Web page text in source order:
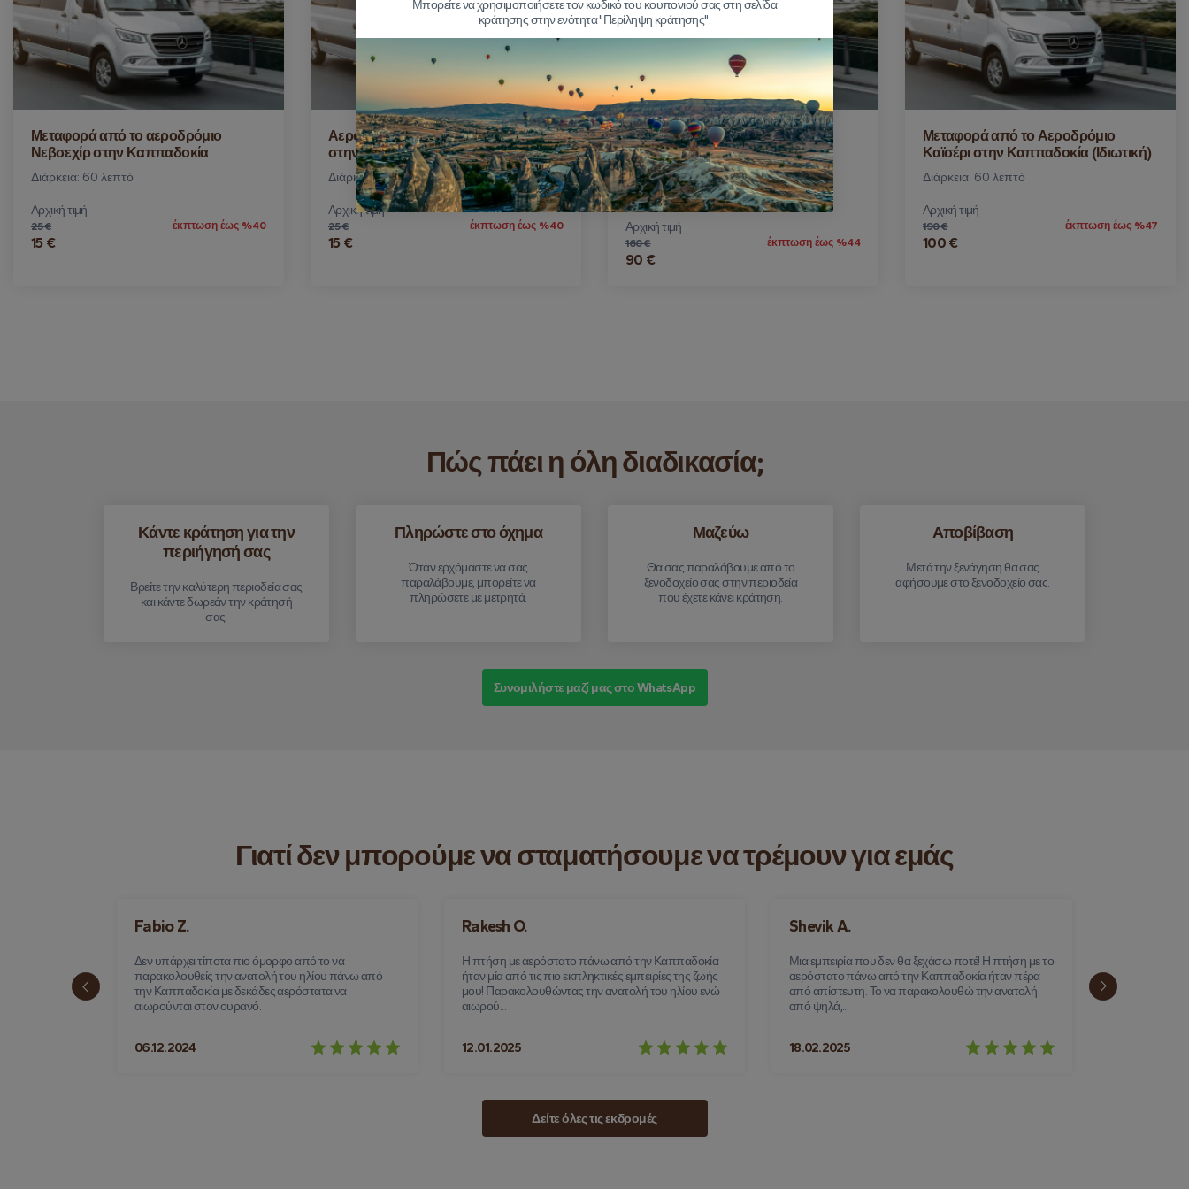
Μεταφορά από το αεροδρόμιο
Νεβσεχίρ στην Καππαδοκία
Διάρκεια: 60 λεπτό
Αρχική τιμή
25 €
15 €
έκπτωση έως %40
Αεροδρόμιο Καϊσέρι προς Μεταφορά
στην Καππαδοκία
Διάρκεια: 60 λεπτό
Αρχική τιμή
25 €
15 €
έκπτωση έως %40
Μεταφορά από το Αεροδρόμιο
Νεβσεχίρ στην Καππαδοκία
(Ιδιωτική)
Διάρκεια: 60 λεπτό
Αρχική τιμή
160 €
90 €
έκπτωση έως %44
Μεταφορά από το Αεροδρόμιο
Καϊσέρι στην Καππαδοκία (Ιδιωτική)
Διάρκεια: 60 λεπτό
Αρχική τιμή
190 €
100 €
έκπτωση έως %47
Πώς πάει η όλη διαδικασία;
Κάντε κράτηση για την
περιήγησή σας
Βρείτε την καλύτερη περιοδεία σας
και κάντε δωρεάν την κράτησή
σας.
Πληρώστε στο όχημα
Όταν ερχόμαστε να σας
παραλάβουμε, μπορείτε να
πληρώσετε με μετρητά.
Μαζεύω
Θα σας παραλάβουμε από το
ξενοδοχείο σας στην περιοδεία
που έχετε κάνει κράτηση.
Αποβίβαση
Μετά την ξενάγηση θα σας
αφήσουμε στο ξενοδοχείο σας.
Συνομιλήστε μαζί μας στο WhatsApp
Γιατί δεν μπορούμε να σταματήσουμε να τρέμουν για εμάς
Fabio Z.
Δεν υπάρχει τίποτα πιο όμορφο από το να
παρακολουθείς την ανατολή του ηλίου πάνω από
την Καππαδοκία με δεκάδες αερόστατα να
αιωρούνται στον ουρανό.
06.12.2024
Rakesh O.
Η πτήση με αερόστατο πάνω από την Καππαδοκία
ήταν μία από τις πιο εκπληκτικές εμπειρίες της ζωής
μου! Παρακολουθώντας την ανατολή του ηλίου ενώ
αιωρού...
12.01.2025
Shevik A.
Μια εμπειρία που δεν θα ξεχάσω ποτέ! Η πτήση με το
αερόστατο πάνω από την Καππαδοκία ήταν πέρα
από απίστευτη. Το να παρακολουθώ την ανατολή
από ψηλά,...
18.02.2025
παραμυθένιο
Δείτε όλες τις εκδρομές
Μπορείτε να χρησιμοποιήσετε τον κωδικό του κουπονιού σας στη σελίδα
κράτησης στην ενότητα "Περίληψη κράτησης".